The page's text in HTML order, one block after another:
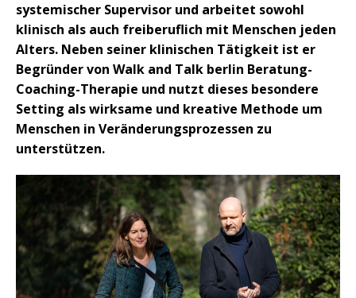
systemischer Supervisor und arbeitet sowohl
klinisch als auch freiberuflich mit Menschen jeden
Alters. Neben seiner klinischen Tätigkeit ist er
Begründer von Walk and Talk berlin Beratung-
Coaching-Therapie und nutzt dieses besondere
Setting als wirksame und kreative Methode um
Menschen in Veränderungsprozessen zu
unterstützen.